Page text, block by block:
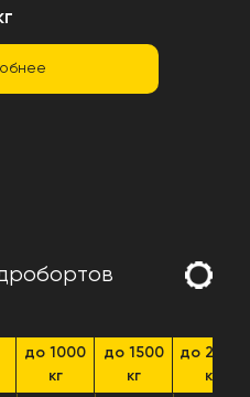
до 1000
кг
до 1500
кг
до 2000
кг